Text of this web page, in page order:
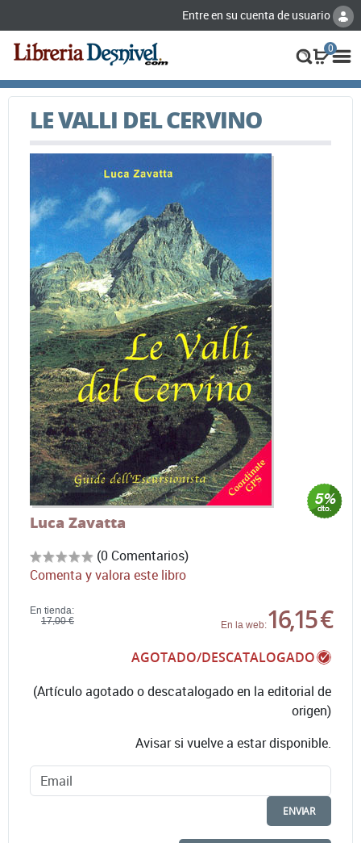
Entre en su cuenta de usuario
0
LE VALLI DEL CERVINO
Luca Zavatta
(0 Comentarios)
Comenta y valora este libro
En tienda:
17,00 €
En la web:16,15 €
AGOTADO/DESCATALOGADO
(Artículo agotado o descatalogado en la editorial de
origen)
Avisar si vuelve a estar disponible.
ENVIAR